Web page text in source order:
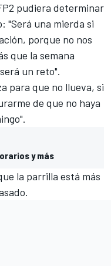
pudiera determinar
"Será una mierda si
porque no nos
que la semana
un reto".
para que no llueva, si
de que no haya
y más
la parrilla está más